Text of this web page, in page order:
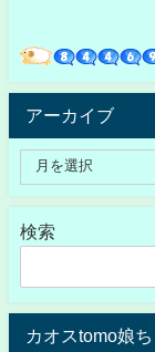
アーカイブ
検索
カオスtomo娘